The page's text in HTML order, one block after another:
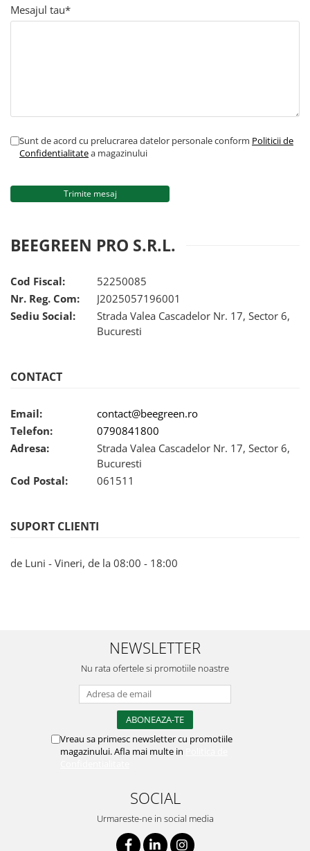
Mesajul tau*
Sunt de acord cu prelucrarea datelor personale conform Politicii de
Confidentialitatea magazinului
BEEGREEN PRO S.R.L.
Cod Fiscal:
52250085
Nr. Reg. Com:
J2025057196001
Sediu Social:
Strada Valea Cascadelor Nr. 17, Sector 6,
Bucuresti
CONTACT
Email:
contact@beegreen.ro
Telefon:
0790841800
Adresa:
Strada Valea Cascadelor Nr. 17, Sector 6,
Bucuresti
Cod Postal:
061511
SUPORT CLIENTI
de Luni - Vineri, de la 08:00 - 18:00
NEWSLETTER
Nu rata ofertele si promotiile noastre
Vreau sa primesc newsletter cu promotiile
magazinului. Afla mai multe in
SOCIAL
Urmareste-ne in social media